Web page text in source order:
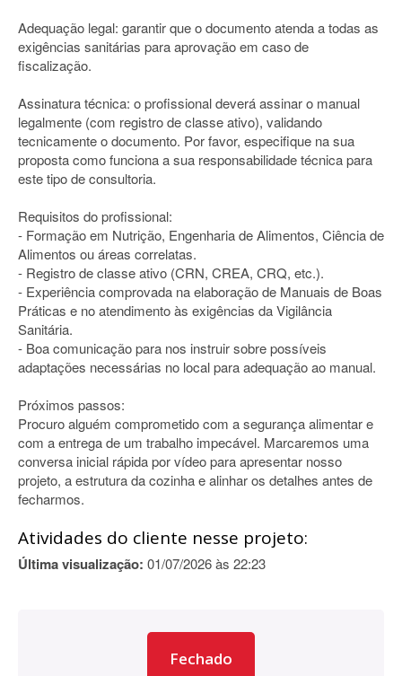
Adequação legal: garantir que o documento atenda a todas as
exigências sanitárias para aprovação em caso de
fiscalização.
Assinatura técnica: o profissional deverá assinar o manual
legalmente (com registro de classe ativo), validando
tecnicamente o documento. Por favor, especifique na sua
proposta como funciona a sua responsabilidade técnica para
este tipo de consultoria.
Requisitos do profissional:
- Formação em Nutrição, Engenharia de Alimentos, Ciência de
Alimentos ou áreas correlatas.
- Registro de classe ativo (CRN, CREA, CRQ, etc.).
- Experiência comprovada na elaboração de Manuais de Boas
Práticas e no atendimento às exigências da Vigilância
Sanitária.
- Boa comunicação para nos instruir sobre possíveis
adaptações necessárias no local para adequação ao manual.
Próximos passos:
Procuro alguém comprometido com a segurança alimentar e
com a entrega de um trabalho impecável. Marcaremos uma
conversa inicial rápida por vídeo para apresentar nosso
projeto, a estrutura da cozinha e alinhar os detalhes antes de
fecharmos.
Atividades do cliente nesse projeto:
Última visualização: 01/07/2026 às 22:23
Fechado